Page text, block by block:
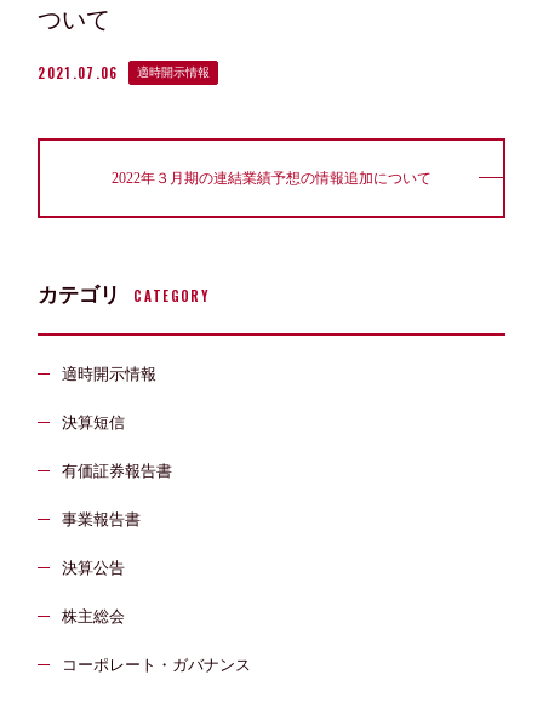
ついて
2021.07.06 適時開示情報
2022年３月期の連結業績予想の情報追加について
カテゴリ CATEGORY
適時開示情報
決算短信
有価証券報告書
事業報告書
決算公告
株主総会
コーポレート・ガバナンス